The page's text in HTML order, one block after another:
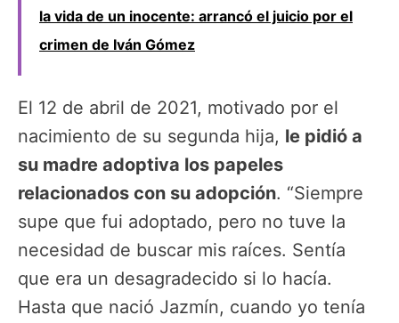
la vida de un inocente: arrancó el juicio por el
crimen de Iván Gómez
El 12 de abril de 2021, motivado por el
nacimiento de su segunda hija, le pidió a
su madre adoptiva los papeles
relacionados con su adopción. “Siempre
supe que fui adoptado, pero no tuve la
necesidad de buscar mis raíces. Sentía
que era un desagradecido si lo hacía.
Hasta que nació Jazmín, cuando yo tenía